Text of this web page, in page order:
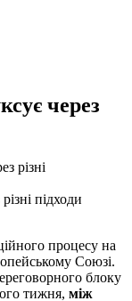
через
підходи
процесу на
Союзі.
блоку
тижня, між